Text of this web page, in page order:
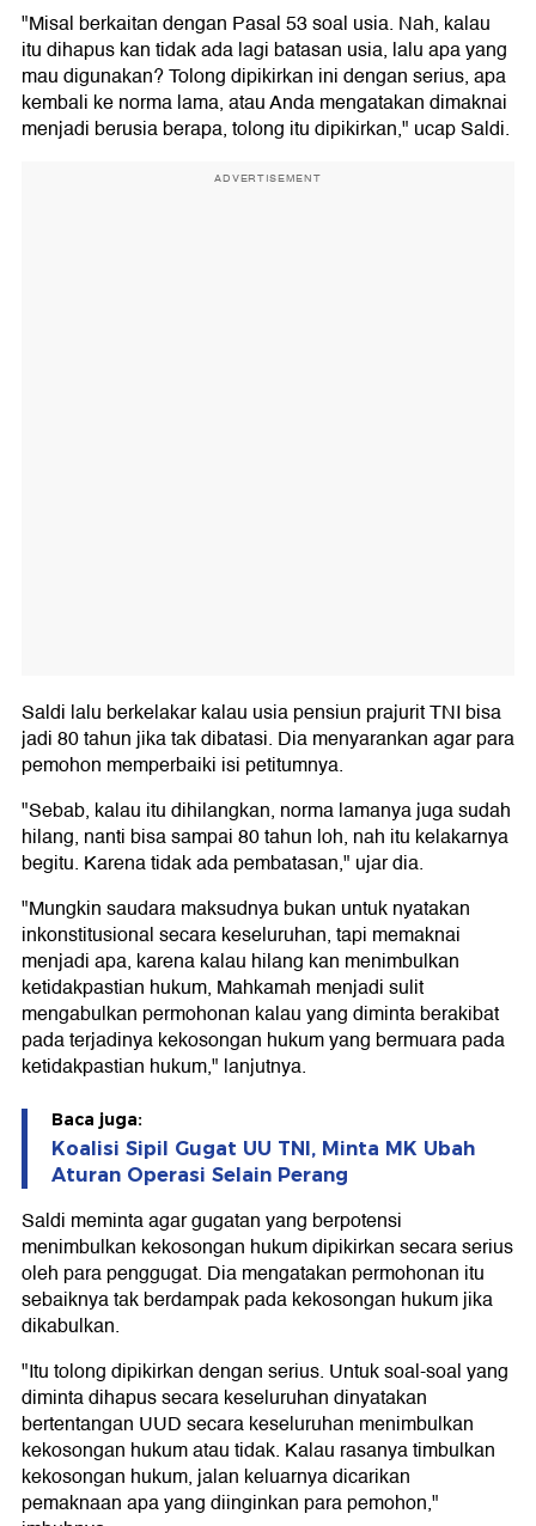
"Misal berkaitan dengan Pasal 53 soal usia. Nah, kalau
itu dihapus kan tidak ada lagi batasan usia, lalu apa yang
mau digunakan? Tolong dipikirkan ini dengan serius, apa
kembali ke norma lama, atau Anda mengatakan dimaknai
menjadi berusia berapa, tolong itu dipikirkan," ucap Saldi.
ADVERTISEMENT
Saldi lalu berkelakar kalau usia pensiun prajurit TNI bisa
jadi 80 tahun jika tak dibatasi. Dia menyarankan agar para
pemohon memperbaiki isi petitumnya.
"Sebab, kalau itu dihilangkan, norma lamanya juga sudah
hilang, nanti bisa sampai 80 tahun loh, nah itu kelakarnya
begitu. Karena tidak ada pembatasan," ujar dia.
"Mungkin saudara maksudnya bukan untuk nyatakan
inkonstitusional secara keseluruhan, tapi memaknai
menjadi apa, karena kalau hilang kan menimbulkan
ketidakpastian hukum, Mahkamah menjadi sulit
mengabulkan permohonan kalau yang diminta berakibat
pada terjadinya kekosongan hukum yang bermuara pada
ketidakpastian hukum," lanjutnya.
Baca juga:
Koalisi Sipil Gugat UU TNI, Minta MK Ubah
Aturan Operasi Selain Perang
Saldi meminta agar gugatan yang berpotensi
menimbulkan kekosongan hukum dipikirkan secara serius
oleh para penggugat. Dia mengatakan permohonan itu
sebaiknya tak berdampak pada kekosongan hukum jika
dikabulkan.
"Itu tolong dipikirkan dengan serius. Untuk soal-soal yang
diminta dihapus secara keseluruhan dinyatakan
bertentangan UUD secara keseluruhan menimbulkan
kekosongan hukum atau tidak. Kalau rasanya timbulkan
kekosongan hukum, jalan keluarnya dicarikan
pemaknaan apa yang diinginkan para pemohon,"